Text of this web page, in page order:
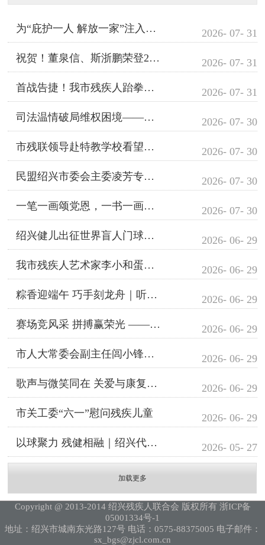
为“庇护一人 解放一家”注入新动能，市残联举办2026年残疾... 2026- 07- 31
祝贺！董泉信、斯浙鹏荣登2026上半年“绍兴好人”，向榜样致... 2026- 07- 31
首战告捷！我市残疾人跆拳道队在省残运会斩获2金3银3铜 2026- 07- 31
司法温情破局维权困境——残疾人交通事故维权案办案实录 2026- 07- 30
市残联领导赴特教学校看望慰问出征省残运会运动员 2026- 07- 30
民盟绍兴市委会主委凌芳专项监督调研市政府民生实事工程“精准助... 2026- 07- 30
一笔一画颂党恩，一书一画送温情 2026- 07- 30
绍兴健儿出征世界盲人门球锦标赛，为国争光！ 2026- 06- 29
我市残疾人艺术家李小和蛋雕作品亮相联合国总部 2026- 06- 29
粽香迎端午 巧手刻龙舟｜听障朋友们沉浸式体验传统民俗魅力 2026- 06- 29
赛场竞风采 拼搏赢荣光 —— 绍兴代表队省残运会喜获硕果 2026- 06- 29
市人大常委会副主任闾小锋调研民生实事“精准助残项目” 2026- 06- 29
歌声与微笑同在 关爱与康复同行 2026- 06- 29
市关工委“六一”慰问残疾儿童 2026- 06- 29
以球聚力 残健相融｜绍兴代表队斩获2026年长三角门球推广活... 2026- 05- 27
加载更多
Copyright @ 2013-2014 绍兴残疾人联合会 版权所有 浙ICP备
05001334号-1
地址：绍兴市城南东光路127号 电话：0575-88375005 电子邮件：
sx_bgs@zjcl.com.cn